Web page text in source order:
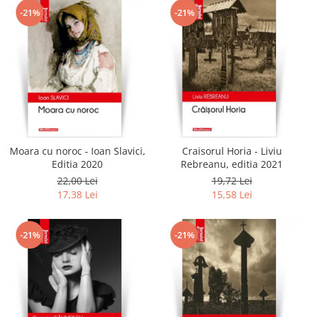
-21%
Moara cu noroc - Ioan Slavici,
Editia 2020
22,00 Lei
17,38 Lei
-21%
Craisorul Horia - Liviu
Rebreanu, editia 2021
19,72 Lei
15,58 Lei
-21% -21%